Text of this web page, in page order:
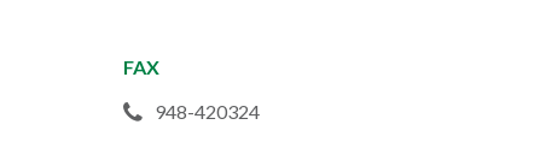
FAX
948-420324